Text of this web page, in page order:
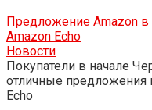
Предложение Amazon
Amazon Echo
Новости
Покупатели в начале
отличные предложения
Echo